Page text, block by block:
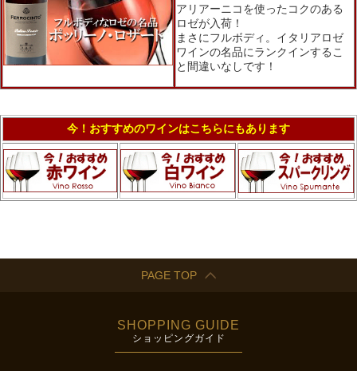
アリアーニコを使ったコクのある
ロゼが入荷！
まさにフルボディ。イタリアロゼ
ワインの名品にランクインするこ
と間違いなしです！
今！おすすめのワインはこちらにもあります
PAGE TOP
SHOPPING GUIDE
ショッピングガイド